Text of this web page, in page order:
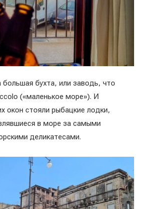
бухта, или заводь, что
(«маленькое море»). И
окон стояли рыбацкие лодки,
в море за самыми
деликатесами.